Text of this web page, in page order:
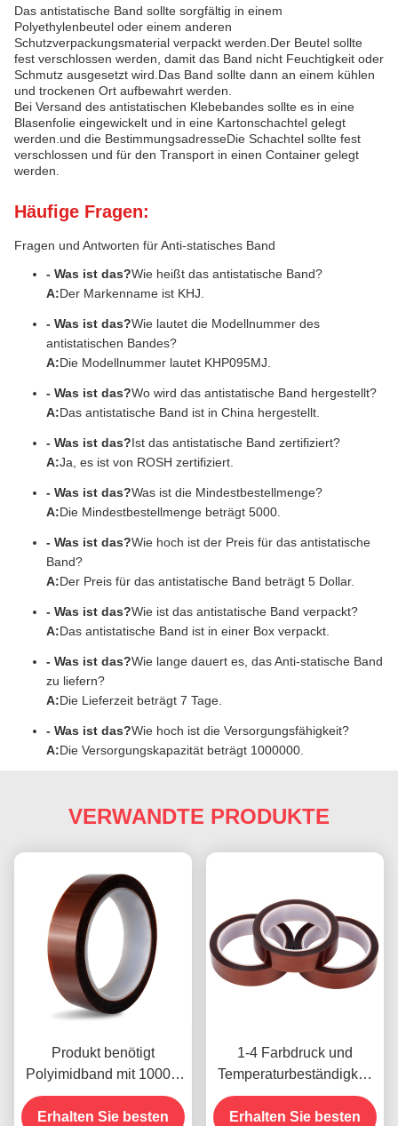
Das antistatische Band sollte sorgfältig in einem
Polyethylenbeutel oder einem anderen
Schutzverpackungsmaterial verpackt werden.Der Beutel sollte
fest verschlossen werden, damit das Band nicht Feuchtigkeit oder
Schmutz ausgesetzt wird.Das Band sollte dann an einem kühlen
und trockenen Ort aufbewahrt werden.
Bei Versand des antistatischen Klebebandes sollte es in eine
Blasenfolie eingewickelt und in eine Kartonschachtel gelegt
werden.und die BestimmungsadresseDie Schachtel sollte fest
verschlossen und für den Transport in einen Container gelegt
werden.
Häufige Fragen:
Fragen und Antworten für Anti-statisches Band
- Was ist das?Wie heißt das antistatische Band?
A:Der Markenname ist KHJ.
- Was ist das?Wie lautet die Modellnummer des
antistatischen Bandes?
A:Die Modellnummer lautet KHP095MJ.
- Was ist das?Wo wird das antistatische Band hergestellt?
A:Das antistatische Band ist in China hergestellt.
- Was ist das?Ist das antistatische Band zertifiziert?
A:Ja, es ist von ROSH zertifiziert.
- Was ist das?Was ist die Mindestbestellmenge?
A:Die Mindestbestellmenge beträgt 5000.
- Was ist das?Wie hoch ist der Preis für das antistatische
Band?
A:Der Preis für das antistatische Band beträgt 5 Dollar.
- Was ist das?Wie ist das antistatische Band verpackt?
A:Das antistatische Band ist in einer Box verpackt.
- Was ist das?Wie lange dauert es, das Anti-statische Band
zu liefern?
A:Die Lieferzeit beträgt 7 Tage.
- Was ist das?Wie hoch ist die Versorgungsfähigkeit?
A:Die Versorgungskapazität beträgt 1000000.
VERWANDTE PRODUKTE
Produkt benötigt
Polyimidband mit 1000V
Spannungsfestigkeit
Erhalten Sie besten
1-4 Farbdruck und
Temperaturbeständigkeit
-10C-80C
Zahlungsmethode mit
Erhalten Sie besten